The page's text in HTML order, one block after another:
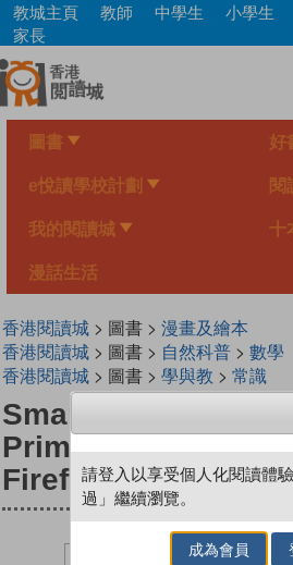
Skip
main
content
教城主頁 教師 中學生
小學生
家長
圖書 好
e悅讀學校計劃 閱
我的閱讀城 十
漫話生活
香港閱讀城> 圖書 > 漫畫及繪本
香港閱讀城> 圖書 > 自然科普> 數學
香港閱讀城> 圖書 > 學與教 > 常識
Smart
Primary- 61 A
Fireflies請登入以享受個人化閱讀體
過」繼續瀏覽。
成為會員